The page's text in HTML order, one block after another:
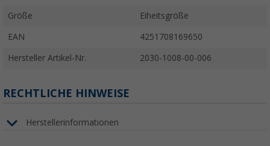
Größe Eiheitsgröße
EAN 4251708169650
Hersteller Artikel-Nr. 2030-1008-00-006
RECHTLICHE HINWEISE
Herstellerinformationen